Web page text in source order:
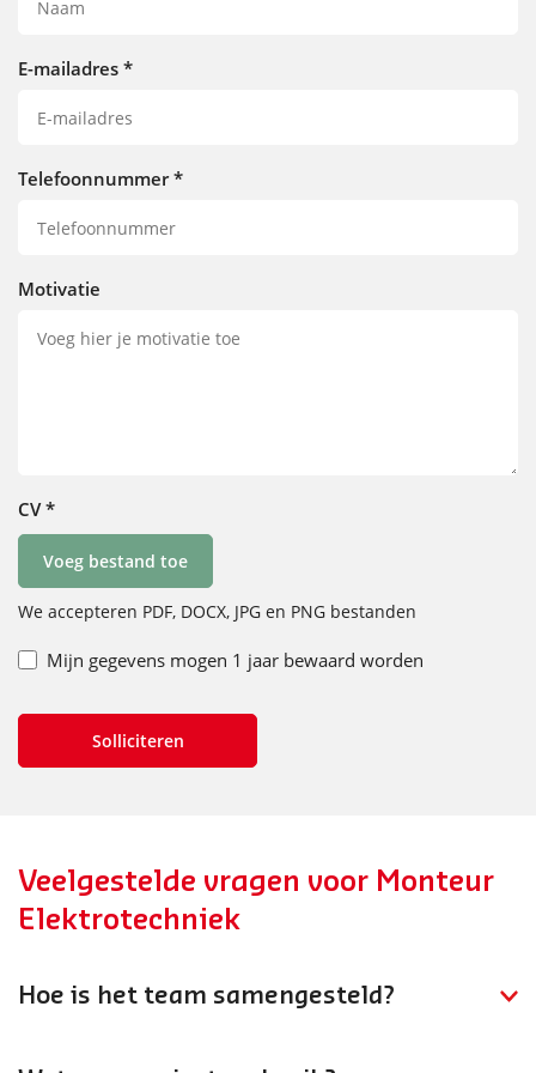
E-mailadres *
Telefoonnummer*
Motivatie
CV*
Voeg bestand toe
We accepteren PDF, DOCX, JPG en PNG bestanden
Mijn gegevens mogen 1 jaar bewaard worden
Veelgestelde vragen voor Monteur
Elektrotechniek
Hoe is het team samengesteld?